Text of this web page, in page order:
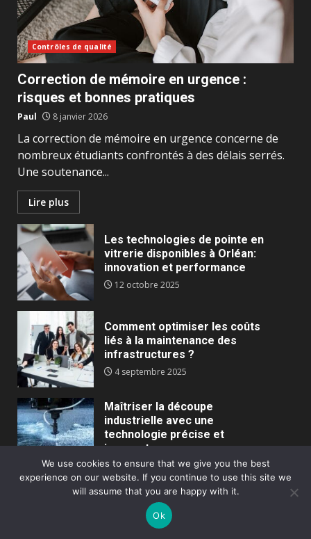
Contrôles de qualité
Correction de mémoire en urgence :
risques et bonnes pratiques
Paul 8 janvier 2026
La correction de mémoire en urgence concerne de
nombreux étudiants confrontés à des délais serrés.
Une soutenance...
Lire plus
Les technologies de pointe en
vitrerie disponibles à Orléan:
innovation et performance
12 octobre 2025
Comment optimiser les coûts
liés à la maintenance des
infrastructures ?
4 septembre 2025
Maîtriser la découpe
industrielle avec une
technologie précise et
innovante
7 juillet 2025
Techniques efficaces pour
optimiser les réunions en
entreprise
We use cookies to ensure that we give you the best
experience on our website. If you continue to use this site we
will assume that you are happy with it.
Ok